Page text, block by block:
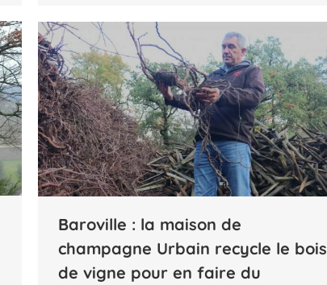
Baroville : la maison de
champagne Urbain recycle le bois
de vigne pour en faire du